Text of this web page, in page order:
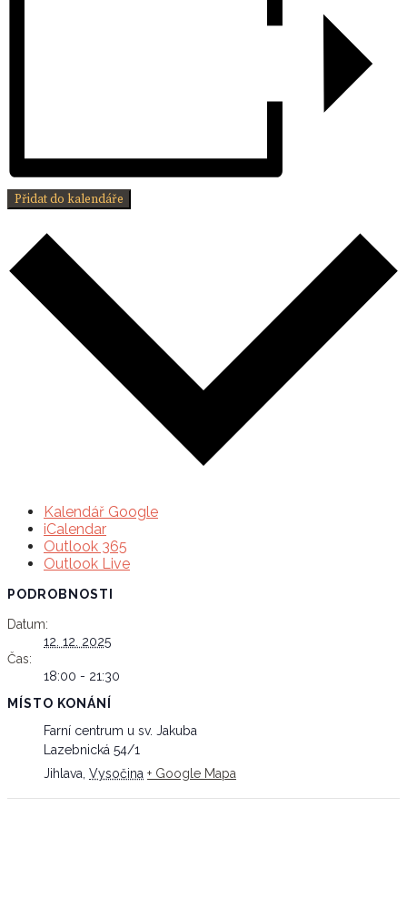
Přidat do kalendáře
Kalendář Google
iCalendar
Outlook 365
Outlook Live
PODROBNOSTI
Datum:
12. 12. 2025
Čas:
18:00 - 21:30
MÍSTO KONÁNÍ
Farní centrum u sv. Jakuba
Lazebnická 54/1
Jihlava Vysočina + Google Mapa